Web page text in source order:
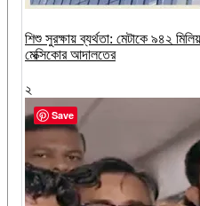
শিশু সুরক্ষায় ব্যর্থতা: মেটাকে ৯৪২
মেক্সিকোর আদালতের
২
Save